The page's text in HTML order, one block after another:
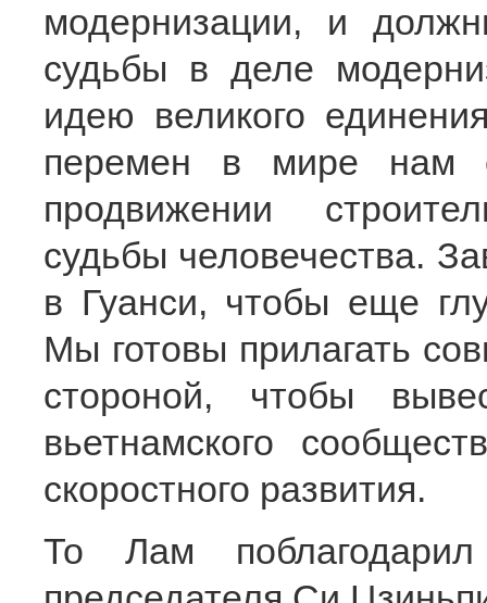
модернизации, и
судьбы в деле
идею великого
перемен в мире нам
продвижении
судьбы человечества.
в Гуанси, чтобы еще
Мы готовы прилагать
стороной, чтобы
вьетнамского
скоростного развития.
То Лам поблагодарил